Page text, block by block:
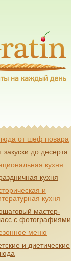
от шеф повара
закуски до десерта
кухня
кухня
и
кухня
мастер-
с фотографиями
меню
и диетические